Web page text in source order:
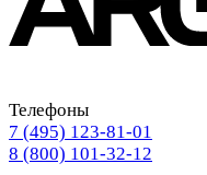
Телефоны
7 (495) 123-81-01
8 (800) 101-32-12